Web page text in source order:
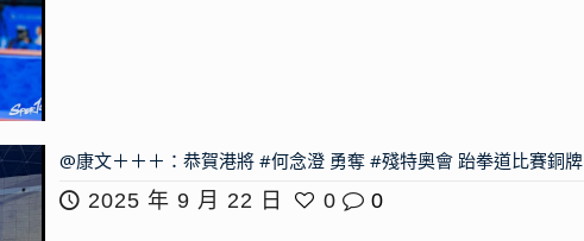
@康文＋＋＋：恭賀港將 #何念澄 勇奪 #殘特奧會 跆拳道比賽銅牌
2025 年 9 月 22 日
0
0